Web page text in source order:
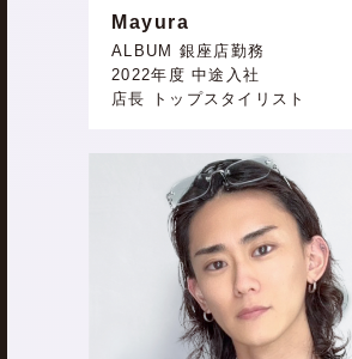
​Mayura
ALBUM 銀座店勤務
2022年度 中途入社
店長 トップスタイリスト